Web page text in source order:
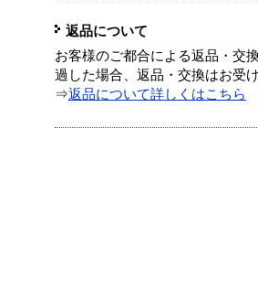
返品について
お客様のご都合による返品・交
過した場合、返品・交換はお受
⇒返品について詳しくはこちら